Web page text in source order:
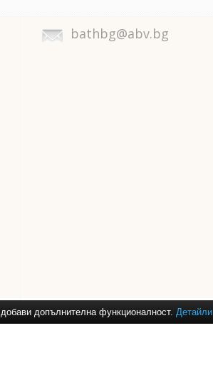
bathbg@abv.bg
допълнителна функционалност. Детайли